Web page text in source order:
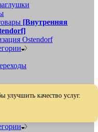
[Внутренняя
Ostendorf
обратные клапаны
[Наружная
улучшить качество услуг.